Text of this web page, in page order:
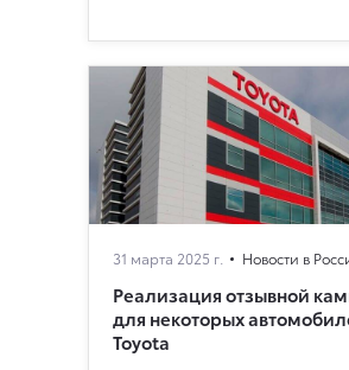
31 марта 2025 г. Новости в
Реализация отзывной
для некоторых
Toyota